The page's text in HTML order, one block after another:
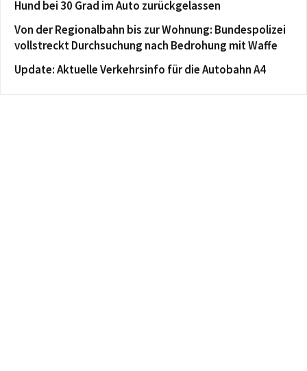
Hund bei 30 Grad im Auto zurückgelassen
Von der Regionalbahn bis zur Wohnung: Bundespolizei
vollstreckt Durchsuchung nach Bedrohung mit Waffe
Update: Aktuelle Verkehrsinfo für die Autobahn A4